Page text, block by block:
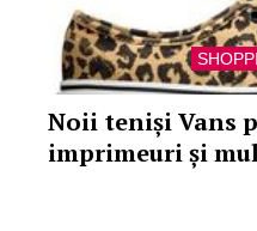
Noii teniși Vans
imprimeuri și